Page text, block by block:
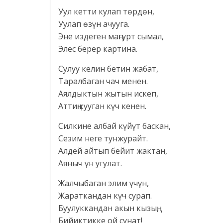
Уул кетти кулап төрдөн,
Уулап өзүн ачууга.
Эне издеген маңгурт сымал,
Элес берер картина.
Сулуу келин бетин жабат,
Таралбаган чач менен.
Аялдыктын жытын искеп,
Аттиң кууган күч кенен.
Силкине албай күйүт баскан,
Сезим неге тунжурайт.
Алдей айтып бейит жактан,
Аяныч үн угулат.
Жалчыбаган элим үчүн,
Жараткандан күч сурап.
Буулуккандан акын кызың,
Бийиктикке ой сунат!